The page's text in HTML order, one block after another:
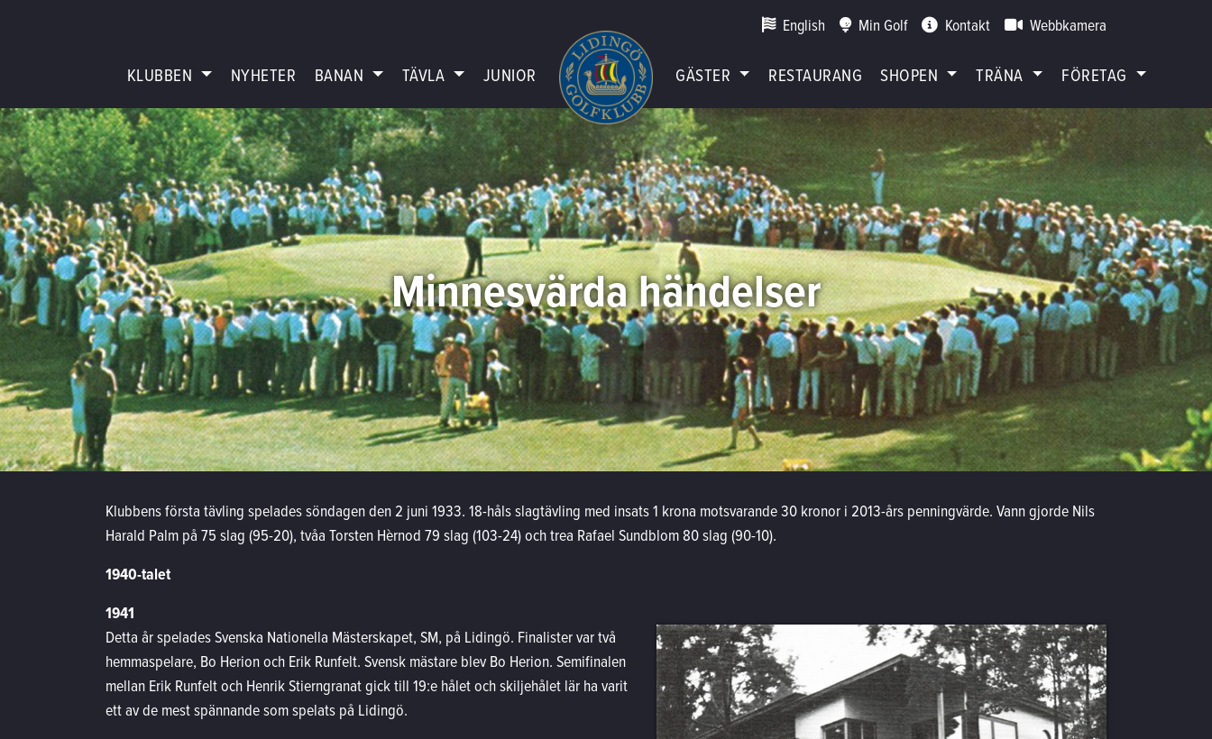
English Min Golf Kontakt Webbkamera
KLUBBEN NYHETER BANAN TÄVLA JUNIOR GÄSTER RESTAURANG SHOPEN TRÄNA FÖRETAG
Minnesvärda händelser
Klubbens första tävling spelades söndagen den 2 juni 1933. 18-håls slagtävling med insats 1 krona motsvarande 30 kronor i 2013-års penningvärde. Vann gjorde Nils
Harald Palm på 75 slag (95-20), tvåa Torsten Hèrnod 79 slag (103-24) och trea Rafael Sundblom 80 slag (90-10).
1940-talet
1941
Detta år spelades Svenska Nationella Mästerskapet, SM, på Lidingö. Finalister var två
hemmaspelare, Bo Herion och Erik Runfelt. Svensk mästare blev Bo Herion. Semifinalen
mellan Erik Runfelt och Henrik Stierngranat gick till 19:e hålet och skiljehålet lär ha varit
ett av de mest spännande som spelats på Lidingö.